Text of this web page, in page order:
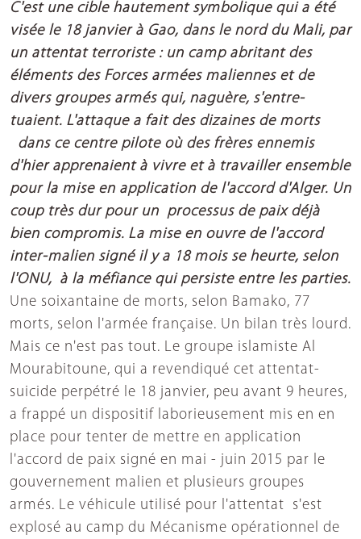
C'est une cible hautement symbolique qui a été
visée le 18 janvier à Gao, dans le nord du Mali, par
un attentat terroriste : un camp abritant des
éléments des Forces armées maliennes et de
divers groupes armés qui, naguère, s'entre-
tuaient. L'attaque a fait des dizaines de morts
dans ce centre pilote où des frères ennemis
d'hier apprenaient à vivre et à travailler ensemble
pour la mise en application de l'accord d'Alger. Un
coup très dur pour un processus de paix déjà
bien compromis. La mise en ouvre de l'accord
inter-malien signé il y a 18 mois se heurte, selon
l'ONU, à la méfiance qui persiste entre les parties.
Une soixantaine de morts, selon Bamako, 77
morts, selon l'armée française. Un bilan très lourd.
Mais ce n'est pas tout. Le groupe islamiste Al
Mourabitoune, qui a revendiqué cet attentat-
suicide perpétré le 18 janvier, peu avant 9 heures,
a frappé un dispositif laborieusement mis en en
place pour tenter de mettre en application
l'accord de paix signé en mai - juin 2015 par le
gouvernement malien et plusieurs groupes
armés. Le véhicule utilisé pour l'attentat s'est
explosé au camp du Mécanisme opérationnel de